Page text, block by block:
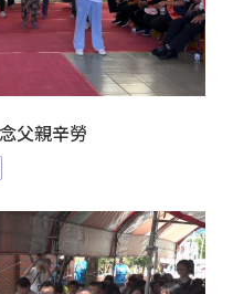
父親辛勞